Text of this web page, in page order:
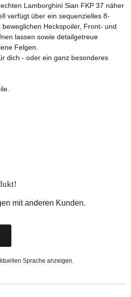
Lamborghini Sian FKP 37 näher
verfügt über ein sequenzielles 8-
Heckspoiler, Front- und
lassen sowie detailgetreue
Felgen.
dich - oder ein ganz besonderes
von 0 von 5 Sternen
mit anderen Kunden.
Sprache anzeigen.